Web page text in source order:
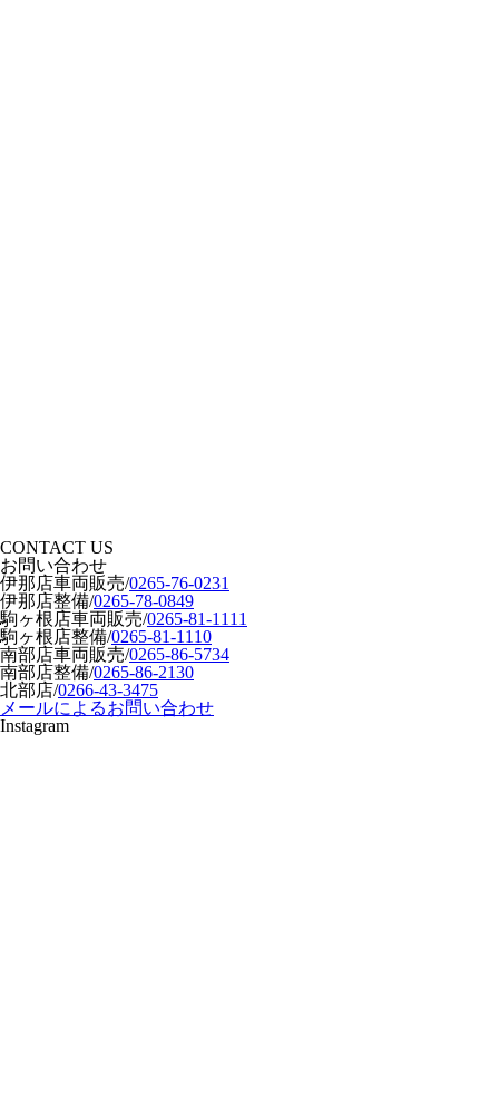
CONTACT US
お問い合わせ
伊那店車両販売/0265-76-0231
伊那店整備/0265-78-0849
駒ヶ根店車両販売/0265-81-1111
駒ヶ根店整備/0265-81-1110
南部店車両販売/0265-86-5734
南部店整備/0265-86-2130
北部店/0266-43-3475
メールによるお問い合わせ
Instagram